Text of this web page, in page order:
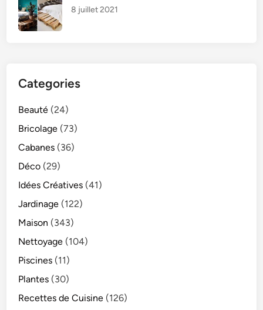
8 juillet 2021
Categories
Beauté (24)
Bricolage (73)
Cabanes (36)
Déco (29)
Idées Créatives (41)
Jardinage (122)
Maison (343)
Nettoyage (104)
Piscines (11)
Plantes (30)
Recettes de Cuisine (126)